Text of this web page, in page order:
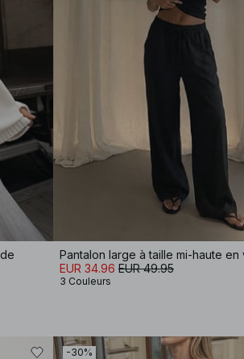
EUR 34.96 EUR 49.95
3 Couleurs
-30%